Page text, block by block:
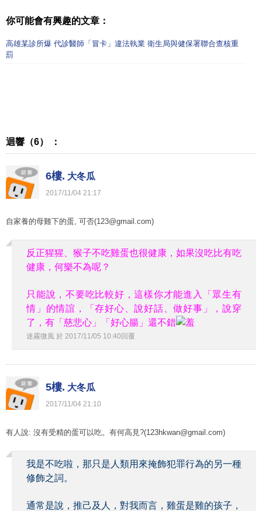
你可能會有興趣的文章：
高雄某診所爆 代診醫師「冒卡」違法執業 衛生局與健保署聯合查核重
罰
迴響（6） ：
6樓. 大冬瓜
2017/11/04 21:17
自家養的母雞下的蛋, 可否(123@gmail.com)
反正猩猩、猴子不吃雞蛋也很健康，如果沒吃比有吃
健康，何樂不為呢？
只能說，不要吃比較好，這樣你才能進入「眾生有
情」的情誼，「存好心、說好話、做好事」，說穿
了，有「慈悲心」「好心腸」還不錯
迷霧微風 於 2017/11/05 10:40 回覆
5樓. 大冬瓜
2017/11/04 21:10
有人說: 沒有受精的蛋可以吃。有何高見?(123hkwan@gmail.com)
我是不吃啦，那只是人類用來掩飾犯罪行為的另一種
修飾之詞。
通常是說，推己及人，對我而言，雞蛋是雞的孩子，